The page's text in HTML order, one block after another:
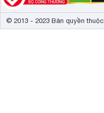
© 2013 - 2023 Bản quyền